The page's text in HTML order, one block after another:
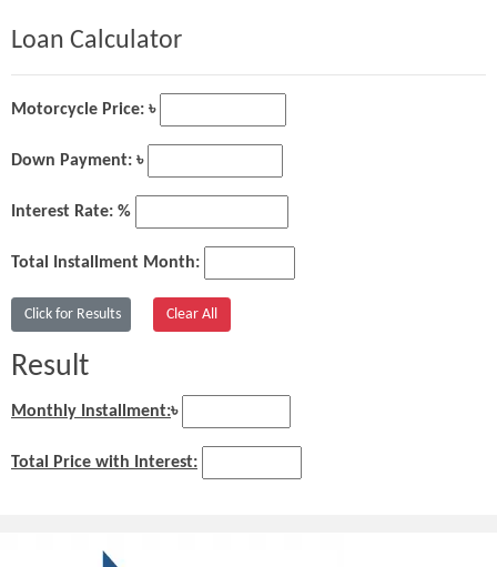
Loan Calculator
Motorcycle Price: ৳
Down Payment: ৳
Interest Rate: %
Total Installment Month:
Result
Monthly Installment:৳
Total Price with Interest: